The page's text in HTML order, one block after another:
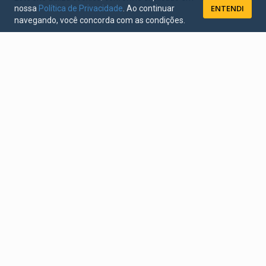
nossa Política de Privacidade . Ao continuar
navegando, você concorda com as condições.
ENTENDI